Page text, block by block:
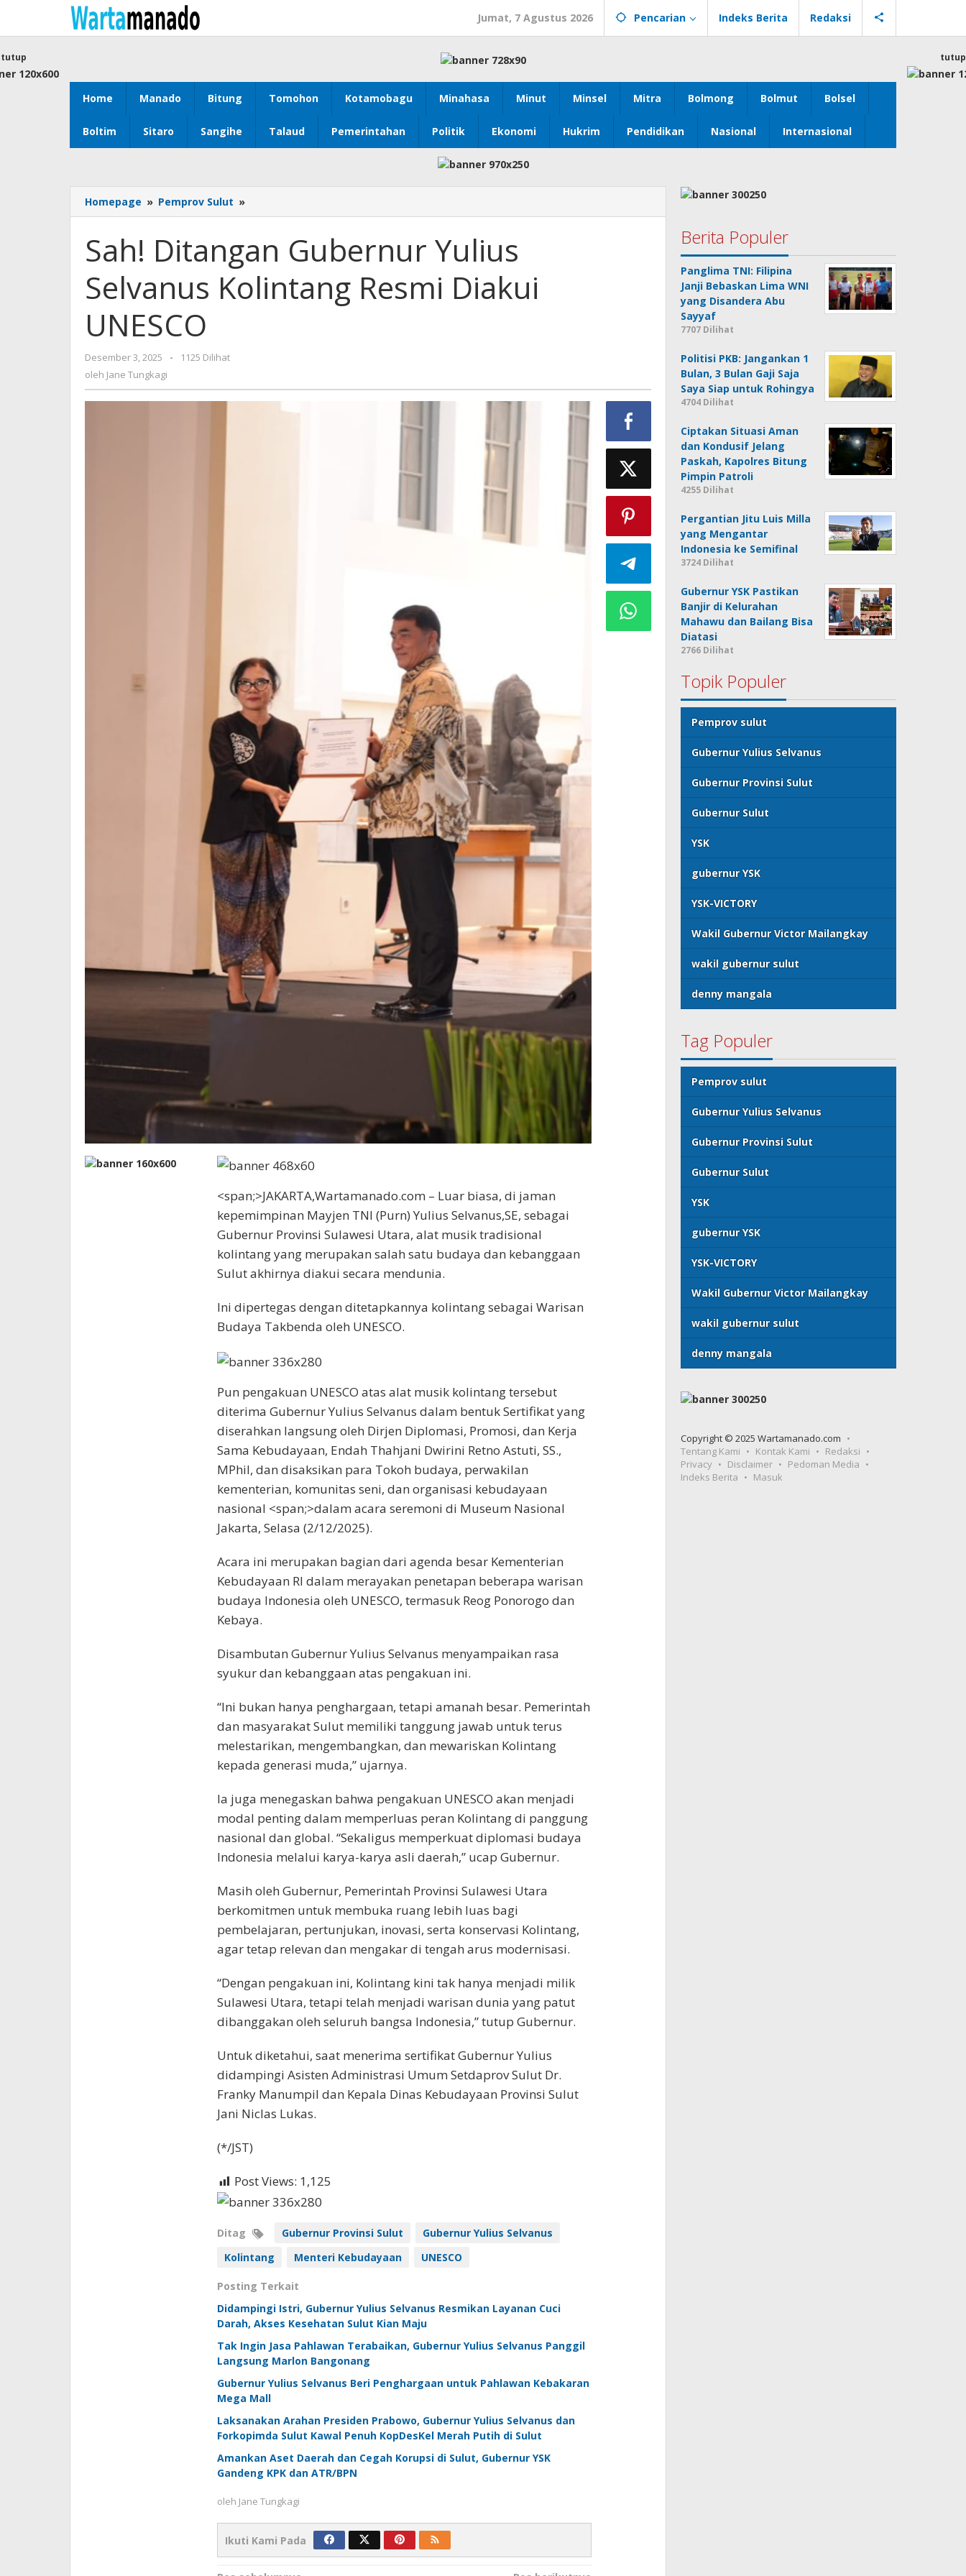
konten
Jumat, 7 Agustus 2026 Pencarian Indeks Berita Redaksi
Home Manado Bitung Tomohon Kotamobagu Minahasa Minut Minsel Mitra Bolmong Bolmut Bolsel
Boltim Sitaro Sangihe Talaud Pemerintahan Politik Ekonomi Hukrim Pendidikan Nasional Internasional
tutup tutup
Homepage » Pemprov Sulut »
Ditangan
Yulius
Selvanus
Kolintang
Resmi
Sah! Ditangan Gubernur Yulius
Selvanus Kolintang Resmi Diakui
UNESCO
Desember 3, 2025
oleh
-
1125 Dilihat
oleh Jane Tungkagi
<span;>JAKARTA,Wartamanado.com – Luar biasa, di jaman
kepemimpinan Mayjen TNI (Purn) Yulius Selvanus,SE, sebagai
Gubernur Provinsi Sulawesi Utara, alat musik tradisional
kolintang yang merupakan salah satu budaya dan kebanggaan
Sulut akhirnya diakui secara mendunia.
Ini dipertegas dengan ditetapkannya kolintang sebagai Warisan
Budaya Takbenda oleh UNESCO.
Pun pengakuan UNESCO atas alat musik kolintang tersebut
diterima Gubernur Yulius Selvanus dalam bentuk Sertifikat yang
diserahkan langsung oleh Dirjen Diplomasi, Promosi, dan Kerja
Sama Kebudayaan, Endah Thahjani Dwirini Retno Astuti, SS.,
MPhil, dan disaksikan para Tokoh budaya, perwakilan
kementerian, komunitas seni, dan organisasi kebudayaan
nasional <span;>dalam acara seremoni di Museum Nasional
Jakarta, Selasa (2/12/2025).
Acara ini merupakan bagian dari agenda besar Kementerian
Kebudayaan RI dalam merayakan penetapan beberapa warisan
budaya Indonesia oleh UNESCO, termasuk Reog Ponorogo dan
Kebaya.
Disambutan Gubernur Yulius Selvanus menyampaikan rasa
syukur dan kebanggaan atas pengakuan ini.
“Ini bukan hanya penghargaan, tetapi amanah besar. Pemerintah
dan masyarakat Sulut memiliki tanggung jawab untuk terus
melestarikan, mengembangkan, dan mewariskan Kolintang
kepada generasi muda,” ujarnya.
Ia juga menegaskan bahwa pengakuan UNESCO akan menjadi
modal penting dalam memperluas peran Kolintang di panggung
nasional dan global. “Sekaligus memperkuat diplomasi budaya
Indonesia melalui karya-karya asli daerah,” ucap Gubernur.
Masih oleh Gubernur, Pemerintah Provinsi Sulawesi Utara
berkomitmen untuk membuka ruang lebih luas bagi
pembelajaran, pertunjukan, inovasi, serta konservasi Kolintang,
agar tetap relevan dan mengakar di tengah arus modernisasi.
“Dengan pengakuan ini, Kolintang kini tak hanya menjadi milik
Sulawesi Utara, tetapi telah menjadi warisan dunia yang patut
dibanggakan oleh seluruh bangsa Indonesia,” tutup Gubernur.
Untuk diketahui, saat menerima sertifikat Gubernur Yulius
didampingi Asisten Administrasi Umum Setdaprov Sulut Dr.
Franky Manumpil dan Kepala Dinas Kebudayaan Provinsi Sulut
Jani Niclas Lukas.
(*/JST)
Post Views: 1,125
Ditag Gubernur Provinsi Sulut
Gubernur Yulius Selvanus
Kolintang
Menteri Kebudayaan UNESCO
Posting Terkait
Didampingi Istri, Gubernur Yulius Selvanus Resmikan Layanan Cuci
Darah, Akses Kesehatan Sulut Kian Maju
Tak Ingin Jasa Pahlawan Terabaikan, Gubernur Yulius Selvanus Panggil
Langsung Marlon Bangonang
Gubernur Yulius Selvanus Beri Penghargaan untuk Pahlawan Kebakaran
Mega Mall
Laksanakan Arahan Presiden Prabowo, Gubernur Yulius Selvanus dan
Forkopimda Sulut Kawal Penuh KopDesKel Merah Putih di Sulut
Amankan Aset Daerah dan Cegah Korupsi di Sulut, Gubernur YSK
Gandeng KPK dan ATR/BPN
oleh Jane Tungkagi
Ikuti Kami Pada
Berita Populer
Panglima TNI: Filipina
Janji Bebaskan Lima WNI
yang Disandera Abu
Sayyaf
7707 Dilihat
Politisi PKB: Jangankan 1
Bulan, 3 Bulan Gaji Saja
Saya Siap untuk Rohingya
4704 Dilihat
Ciptakan Situasi Aman
dan Kondusif Jelang
Paskah, Kapolres Bitung
Pimpin Patroli
4255 Dilihat
Pergantian Jitu Luis Milla
yang Mengantar
Indonesia ke Semifinal
3724 Dilihat
Gubernur YSK Pastikan
Banjir di Kelurahan
Mahawu dan Bailang Bisa
Diatasi
2766 Dilihat
Topik Populer
Pemprov sulut
Gubernur Yulius Selvanus
Gubernur Provinsi Sulut
Gubernur Sulut
YSK
gubernur YSK
YSK-VICTORY
Wakil Gubernur Victor Mailangkay
wakil gubernur sulut
denny mangala
Tag Populer
Pemprov sulut
Gubernur Yulius Selvanus
Gubernur Provinsi Sulut
Gubernur Sulut
YSK
gubernur YSK
YSK-VICTORY
Wakil Gubernur Victor Mailangkay
wakil gubernur sulut
denny mangala
Copyright © 2025 Wartamanado.com
Tentang Kami
Kontak Kami
Redaksi
Privacy
Disclaimer
Pedoman Media
Indeks Berita
Masuk